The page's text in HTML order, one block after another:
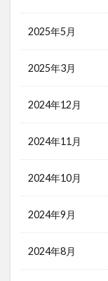
2025年5月
2025年3月
2024年12月
2024年11月
2024年10月
2024年9月
2024年8月